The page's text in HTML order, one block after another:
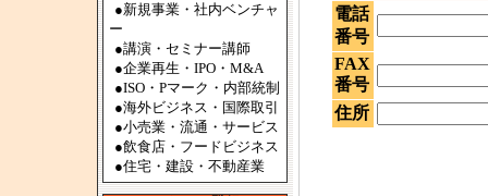
●新規事業・社内ベンチャ
ー
●講演・セミナー講師
●企業再生・IPO・M&A
●ISO・Pマーク・内部統制
●海外ビジネス・国際取引
●小売業・流通・サービス
●飲食店・フードビジネス
●住宅・建設・不動産業
電話
番号
FAX
番号
住所